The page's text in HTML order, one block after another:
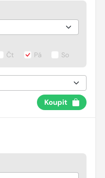
Čt Pá So
Koupit